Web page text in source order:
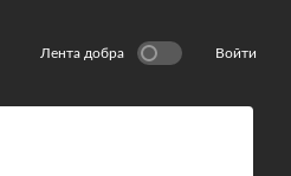
Лента добра Войти